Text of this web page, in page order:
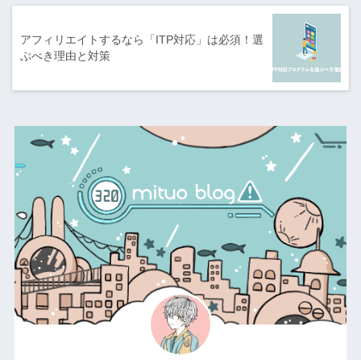
アフィリエイトするなら「ITP対応」は必須！選
ぶべき理由と対策